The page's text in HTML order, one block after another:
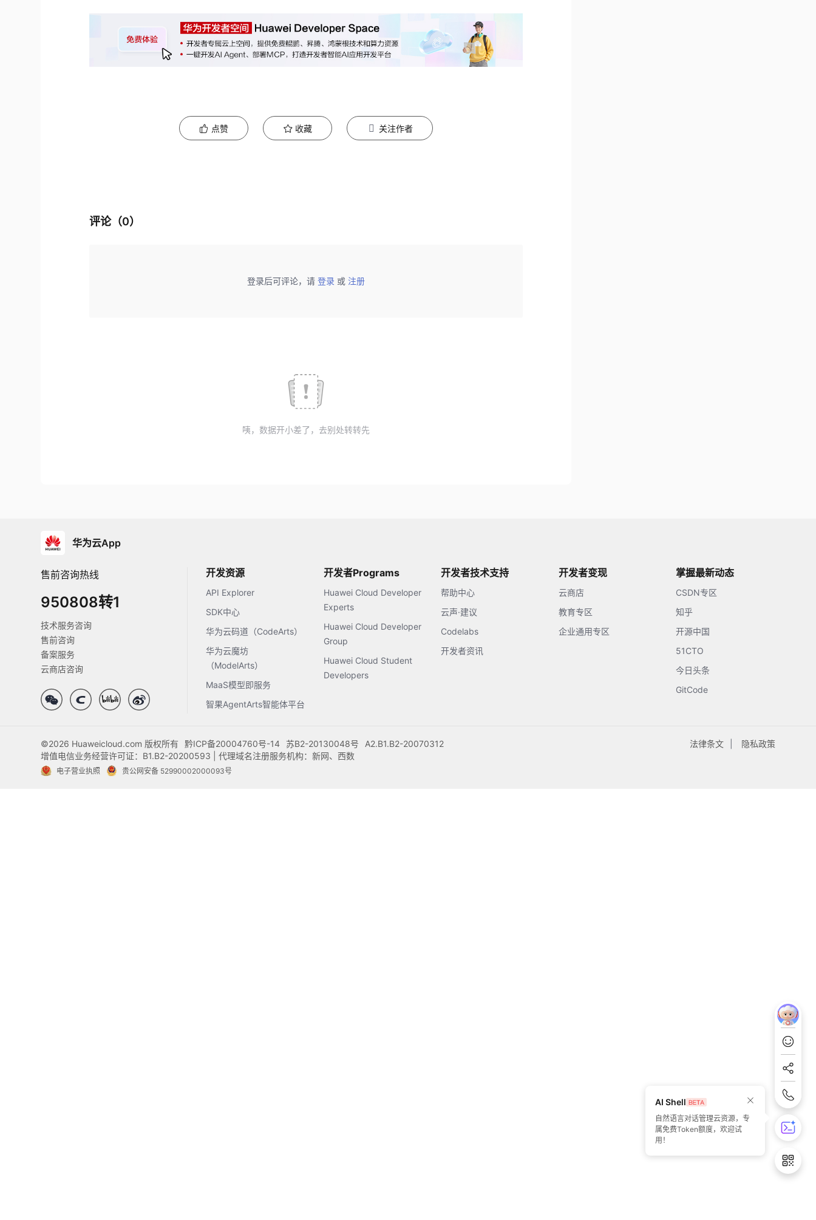
点赞 收藏 关注作者
评论（0）
登录后可评论，请 登录 或 注册
咦，数据开小差了，去别处转转先
AI Shell
自然语言对话管理云资源，专
属免费Token额度，欢迎试
用！
华为云App
售前咨询热线
950808转1
技术服务咨询
售前咨询
备案服务
云商店咨询
开发资源
API Explorer
SDK中心
华为云码道（CodeArts）
华为云魔坊
（ModelArts）
MaaS模型即服务
智果AgentArts智能体平台
开发者Programs
Huawei Cloud Developer
Experts
Huawei Cloud Developer
Group
Huawei Cloud Student
Developers
开发者技术支持
帮助中心
云声·建议
Codelabs
开发者资讯
开发者变现
云商店
教育专区
企业通用专区
掌握最新动态
CSDN专区
知乎
开源中国
51CTO
今日头条
GitCode
法律条文 隐私政策
©2026 Huaweicloud.com 版权所有 黔ICP备20004760号-14 苏B2-20130048号
A2.B1.B2-20070312
增值电信业务经营许可证：B1.B2-20200593 | 代理域名注册服务机构：新网、西数
电子营业执照 贵公网安备 52990002000093号